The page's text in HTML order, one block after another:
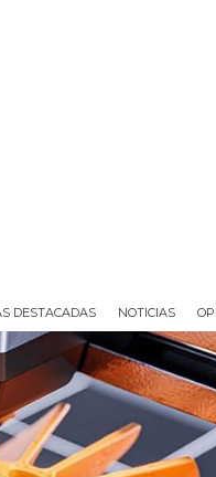
DESTACADAS NOTICIAS